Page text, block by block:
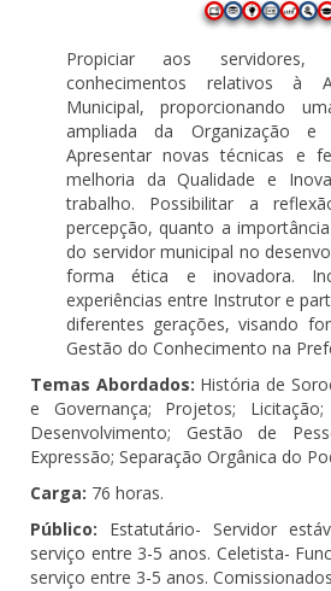
Propiciar aos
conhecimentos relativos à
Municipal, proporcionando
ampliada da Organização e
Apresentar novas técnicas e
melhoria da Qualidade e
trabalho. Possibilitar a
percepção, quanto a
do servidor municipal no
forma ética e inovadora.
experiências entre Instrutor e
diferentes gerações, visando
Gestão do Conhecimento na
Temas Abordados: História de
e Governança; Projetos;
Desenvolvimento; Gestão de
Expressão; Separação Orgânica do
Carga: 76 horas.
Público: Estatutário- Servidor
serviço entre 3-5 anos. Celetista-
serviço entre 3-5 anos.